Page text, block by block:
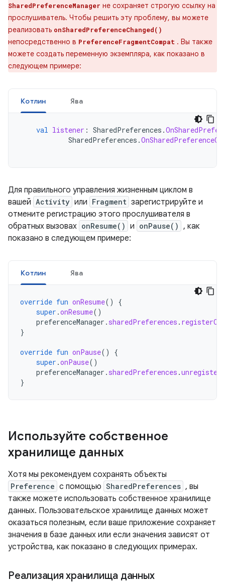
SharedPreferenceManager не сохраняет строгую ссылку на
прослушиватель. Чтобы решить эту проблему, вы можете
реализовать onSharedPreferenceChanged()
непосредственно в PreferenceFragmentCompat . Вы также
можете создать переменную экземпляра, как показано в
следующем примере:
Котлин Ява
val listener : SharedPreferences .
SharedPreferences .
Для правильного управления жизненным циклом в
вашей Activity или Fragment зарегистрируйте и
отмените регистрацию этого прослушивателя в
обратных вызовах onResume() и onPause() , как
показано в следующем примере:
Котлин Ява
override fun onResume()
{
super .onResume()
preferenceManager . sharedPreferences .
}
override fun onPause()
{
super .onPause()
preferenceManager . sharedPreferences .
}
Используйте собственное
хранилище данных
Хотя мы рекомендуем сохранять объекты
Preference с помощью SharedPreferences , вы
также можете использовать собственное хранилище
данных. Пользовательское хранилище данных может
оказаться полезным, если ваше приложение сохраняет
значения в базе данных или если значения зависят от
устройства, как показано в следующих примерах.
Реализация хранилища данных